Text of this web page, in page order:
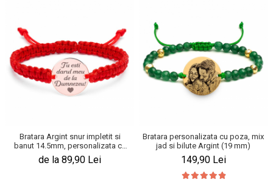
Bratara Argint snur impletit si
banut 14.5mm, personalizata cu
text
de la 89,90 Lei
Bratara personalizata cu poza, mix
jad si bilute Argint (19 mm)
149,90 Lei